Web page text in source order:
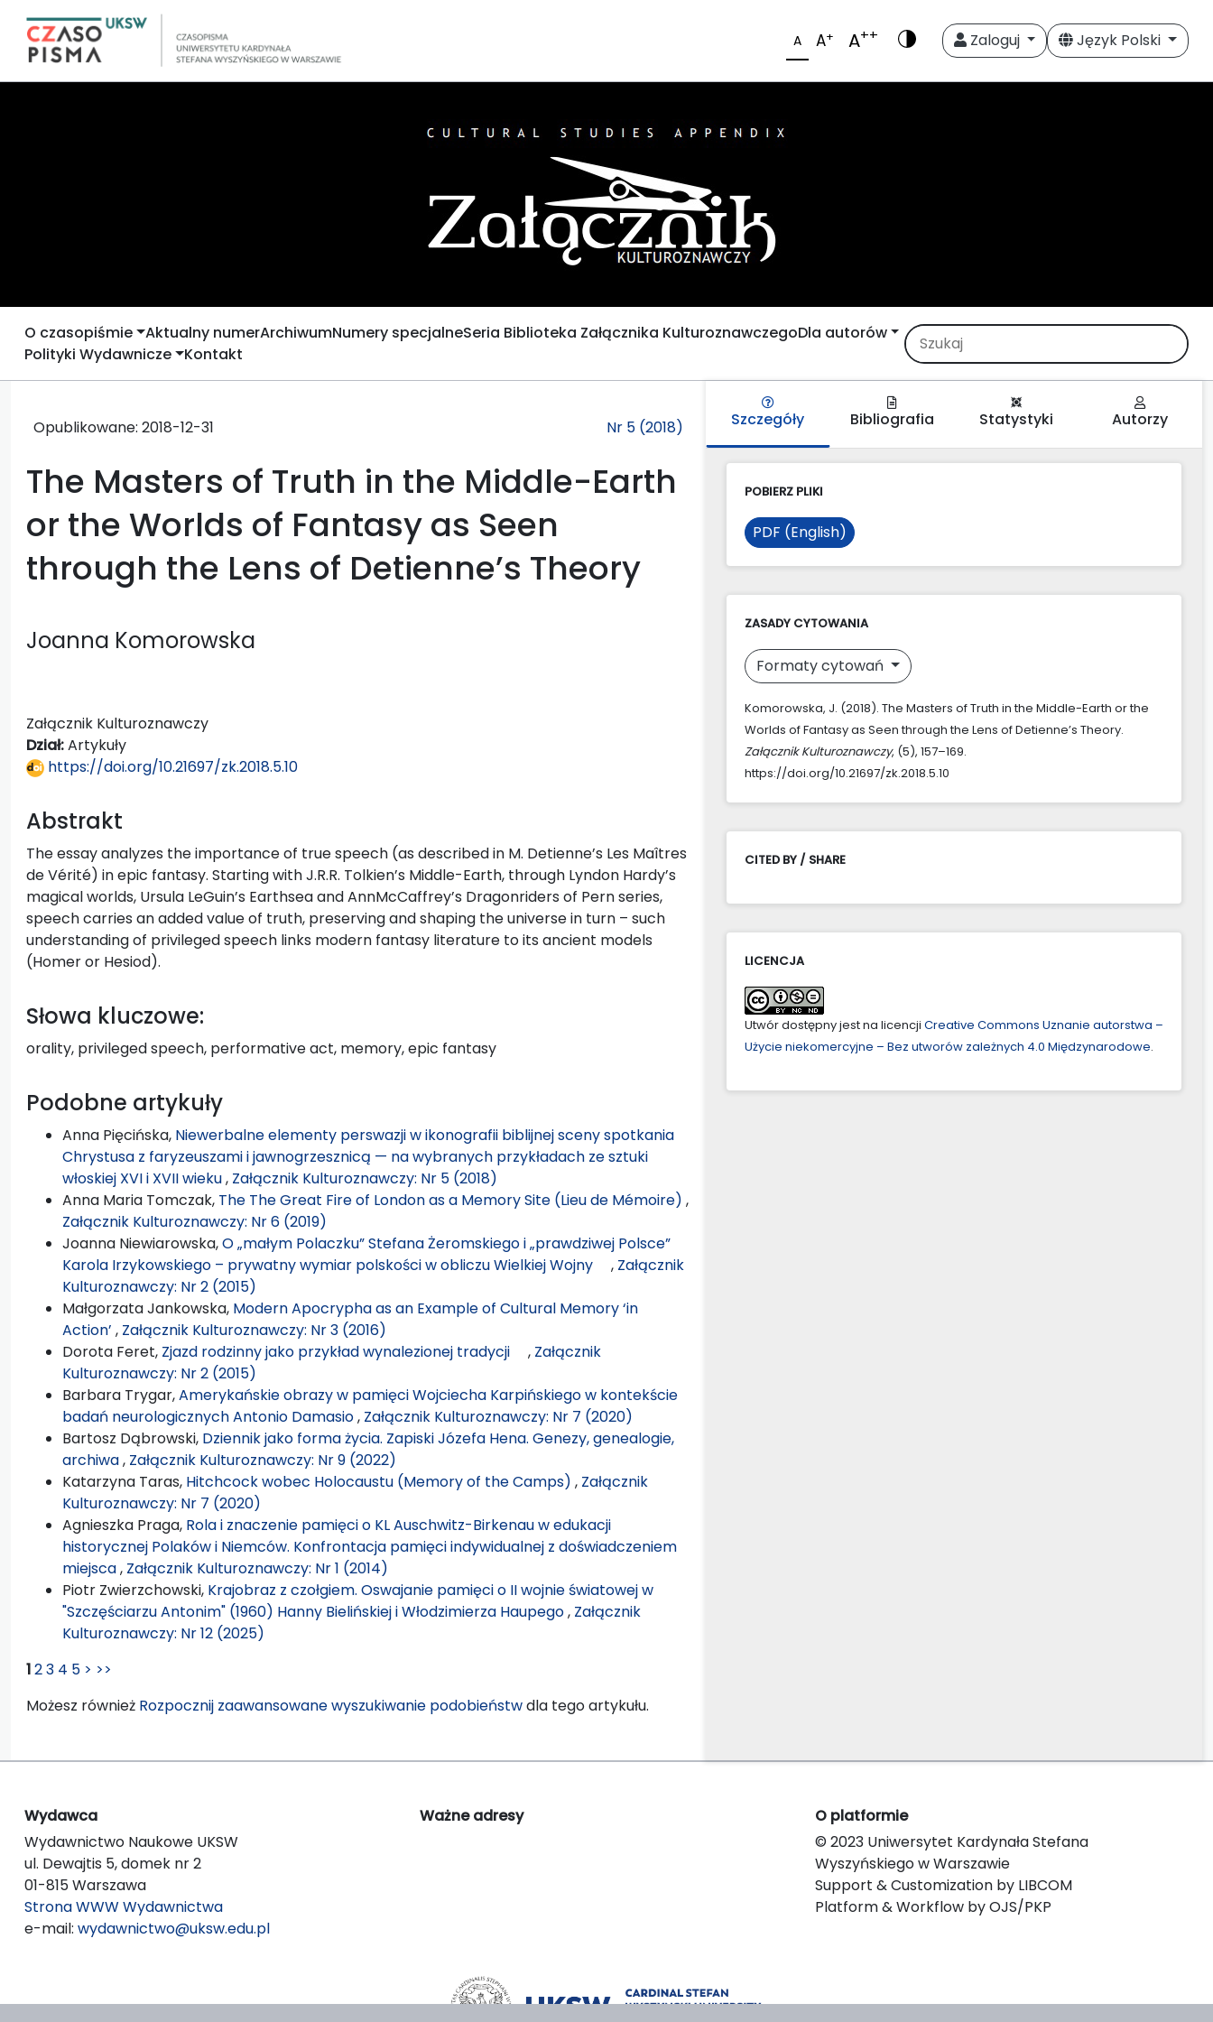
A A+ A++ Zaloguj Język Polski
O czasopiśmie Aktualny numerArchiwumNumery specjalneSeria Biblioteka Załącznika KulturoznawczegoDla autorów
Polityki Wydawnicze Kontakt
Opublikowane: 2018-12-31 Nr 5 (2018)
The Masters of Truth in the Middle-Earth
or the Worlds of Fantasy as Seen
through the Lens of Detienne’s Theory
Joanna Komorowska
Załącznik Kulturoznawczy
Dział:Artykuły
https://doi.org/10.21697/zk.2018.5.10
Abstrakt
The essay analyzes the importance of true speech (as described in M. Detienne’s Les Maîtres
de Vérité) in epic fantasy. Starting with J.R.R. Tolkien’s Middle-Earth, through Lyndon Hardy’s
magical worlds, Ursula LeGuin’s Earthsea and AnnMcCaffrey’s Dragonriders of Pern series,
speech carries an added value of truth, preserving and shaping the universe in turn – such
understanding of privileged speech links modern fantasy literature to its ancient models
(Homer or Hesiod).
Słowa kluczowe:
orality, privileged speech, performative act, memory, epic fantasy
Podobne artykuły
Anna Pięcińska, Niewerbalne elementy perswazji w ikonografii biblijnej sceny spotkania
Chrystusa z faryzeuszami i jawnogrzesznicą — na wybranych przykładach ze sztuki
włoskiej XVI i XVII wieku, Załącznik Kulturoznawczy: Nr 5 (2018)
Anna Maria Tomczak, The The Great Fire of London as a Memory Site (Lieu de Mémoire) ,
Załącznik Kulturoznawczy: Nr 6 (2019)
Joanna Niewiarowska,O „małym Polaczku” Stefana Żeromskiego i „prawdziwej Polsce”
Karola Irzykowskiego – prywatny wymiar polskości w obliczu Wielkiej Wojny , Załącznik
Kulturoznawczy: Nr 2 (2015)
Małgorzata Jankowska, Modern Apocrypha as an Example of Cultural Memory ‘in
Action’ , Załącznik Kulturoznawczy: Nr 3 (2016)
Dorota Feret, Zjazd rodzinny jako przykład wynalezionej tradycji , Załącznik
Kulturoznawczy: Nr 2 (2015)
Barbara Trygar,Amerykańskie obrazy w pamięci Wojciecha Karpińskiego w kontekście
badań neurologicznych Antonio Damasio, Załącznik Kulturoznawczy: Nr 7 (2020)
Bartosz Dąbrowski, Dziennik jako forma życia. Zapiski Józefa Hena. Genezy, genealogie,
archiwa, Załącznik Kulturoznawczy: Nr 9 (2022)
Katarzyna Taras, Hitchcock wobec Holocaustu (Memory of the Camps) , Załącznik
Kulturoznawczy: Nr 7 (2020)
Agnieszka Praga, Rola i znaczenie pamięci o KL Auschwitz-Birkenau w edukacji
historycznej Polaków i Niemców. Konfrontacja pamięci indywidualnej z doświadczeniem
miejsca, Załącznik Kulturoznawczy: Nr 1 (2014)
Piotr Zwierzchowski, Krajobraz z czołgiem. Oswajanie pamięci o II wojnie światowej w
"Szczęściarzu Antonim" (1960) Hanny Bielińskiej i Włodzimierza Haupego, Załącznik
Kulturoznawczy: Nr 12 (2025)
123 4 5 > >>
Możesz również Rozpocznij zaawansowane wyszukiwanie podobieństwdla tego artykułu.
Szczegóły Bibliografia Statystyki Autorzy
POBIERZ PLIKI
PDF (English)
ZASADY CYTOWANIA
Formaty cytowań
Komorowska, J. (2018). The Masters of Truth in the Middle-Earth or the
Worlds of Fantasy as Seen through the Lens of Detienne’s Theory.
Załącznik Kulturoznawczy, (5), 157–169.
https://doi.org/10.21697/zk.2018.5.10
CITED BY / SHARE
LICENCJA
Utwór dostępny jest na licencji Creative Commons Uznanie autorstwa –
Użycie niekomercyjne – Bez utworów zależnych 4.0 Międzynarodowe.
Wydawca
Wydawnictwo Naukowe UKSW
ul. Dewajtis 5, domek nr 2
01-815 Warszawa
Strona WWW Wydawnictwa
e-mail: wydawnictwo@uksw.edu.pl
Ważne adresy
O platformie
© 2023 Uniwersytet Kardynała Stefana
Wyszyńskiego w Warszawie
Support & Customization by LIBCOM
Platform & Workflow by OJS/PKP